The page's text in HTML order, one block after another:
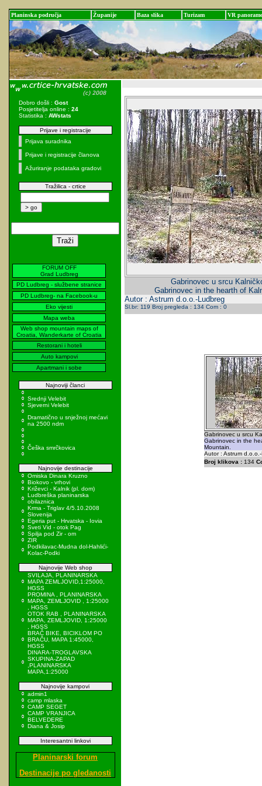
Planinska područja Županije Baza slika Turizam VR panorame
Dobro došli : Gost
Posjetitelja online : 24
Statistika : AWstats
Prijave i registracije
Prijava suradnika
Prijave i registracije članova
Ažuriranje podataka gradovi
Tražilica - crtice
FORUM OFF
Grad Ludbreg
PD Ludbreg - službene stranice
PD Ludbreg- na Facebook-u
Eko vijesti
Mapa weba
Web shop mountain maps of
Croatia, Wanderkarte of Croatia
Restorani i hoteli
Auto kampovi
Apartmani i sobe
Najnoviji članci
Srednji Velebit
Sjeverni Velebit
Dramatično u snježnoj mećavi
na 2500 ndm
Češka smrčkovica
Najnovije destinacije
Omiska Dinara Kruzno
Biokovo - vrhovi
Križevci - Kalnik (pl. dom)
Ludbreška planinarska
obilaznica
Krma - Triglav 4/5.10.2008
Slovenija
Egeria put - Hrvatska - Iovia
Sveti Vid - otok Pag
Spilja pod Zir - om
ZIR
Podkilavac-Mudna dol-Hahlići-
Kolac-Podki
Najnovije Web shop
SVILAJA, PLANINARSKA
MAPA ZEMLJOVID,1:25000,
HGSS
PROMINA , PLANINARSKA
MAPA, ZEMLJOVID , 1:25000
, HGSS
OTOK RAB , PLANINARSKA
MAPA, ZEMLJOVID, 1:25000
, HGSS
BRAČ BIKE, BICIKLOM PO
BRAČU, MAPA 1:45000,
HGSS
DINARA-TROGLAVSKA
SKUPINA-ZAPAD
,PLANINARSKA
MAPA,1:25000
Najnovije kampovi
admin1
camp mlaska
CAMP SEGET
CAMP VRANJICA
BELVEDERE
Diana & Josip
Interesantni linkovi
Planinarski forum
Destinacije po gledanosti
Gabrinovec u srcu
Gabrinovec in the hearth of
Autor : Astrum d.o.o.-Ludbreg
Sl.br: 119 Broj pregleda : 134 Com : 0
Gabrinovec u srcu
Gabrinovec in the
Mountain.
Autor : Astrum
Broj klikova :134